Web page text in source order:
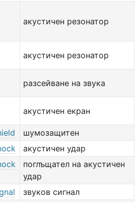
акустичен резонатор
акустичен резонатор
разсейване на звука
акустичен екран
шумозащитен
акустичен удар
поглъщател на акустичен
удар
звуков сигнал